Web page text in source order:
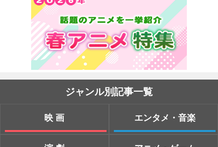
ジャンル別記事一覧
映画 エンタメ・音楽